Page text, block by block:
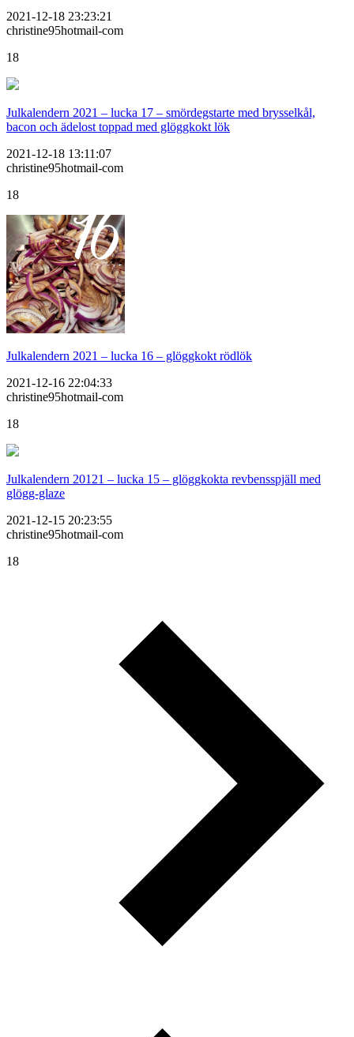
2021-12-18 23:23:21
christine95hotmail-com
18
Julkalendern 2021 – lucka 17 – smördegstarte med brysselkål,
bacon och ädelost toppad med glöggkokt lök
2021-12-18 13:11:07
christine95hotmail-com
18
Julkalendern 2021 – lucka 16 – glöggkokt rödlök
2021-12-16 22:04:33
christine95hotmail-com
18
Julkalendern 20121 – lucka 15 – glöggkokta revbensspjäll med
glögg-glaze
2021-12-15 20:23:55
christine95hotmail-com
18